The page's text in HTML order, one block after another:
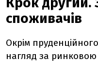
споживачів
Окрім
нагляд за ринковою